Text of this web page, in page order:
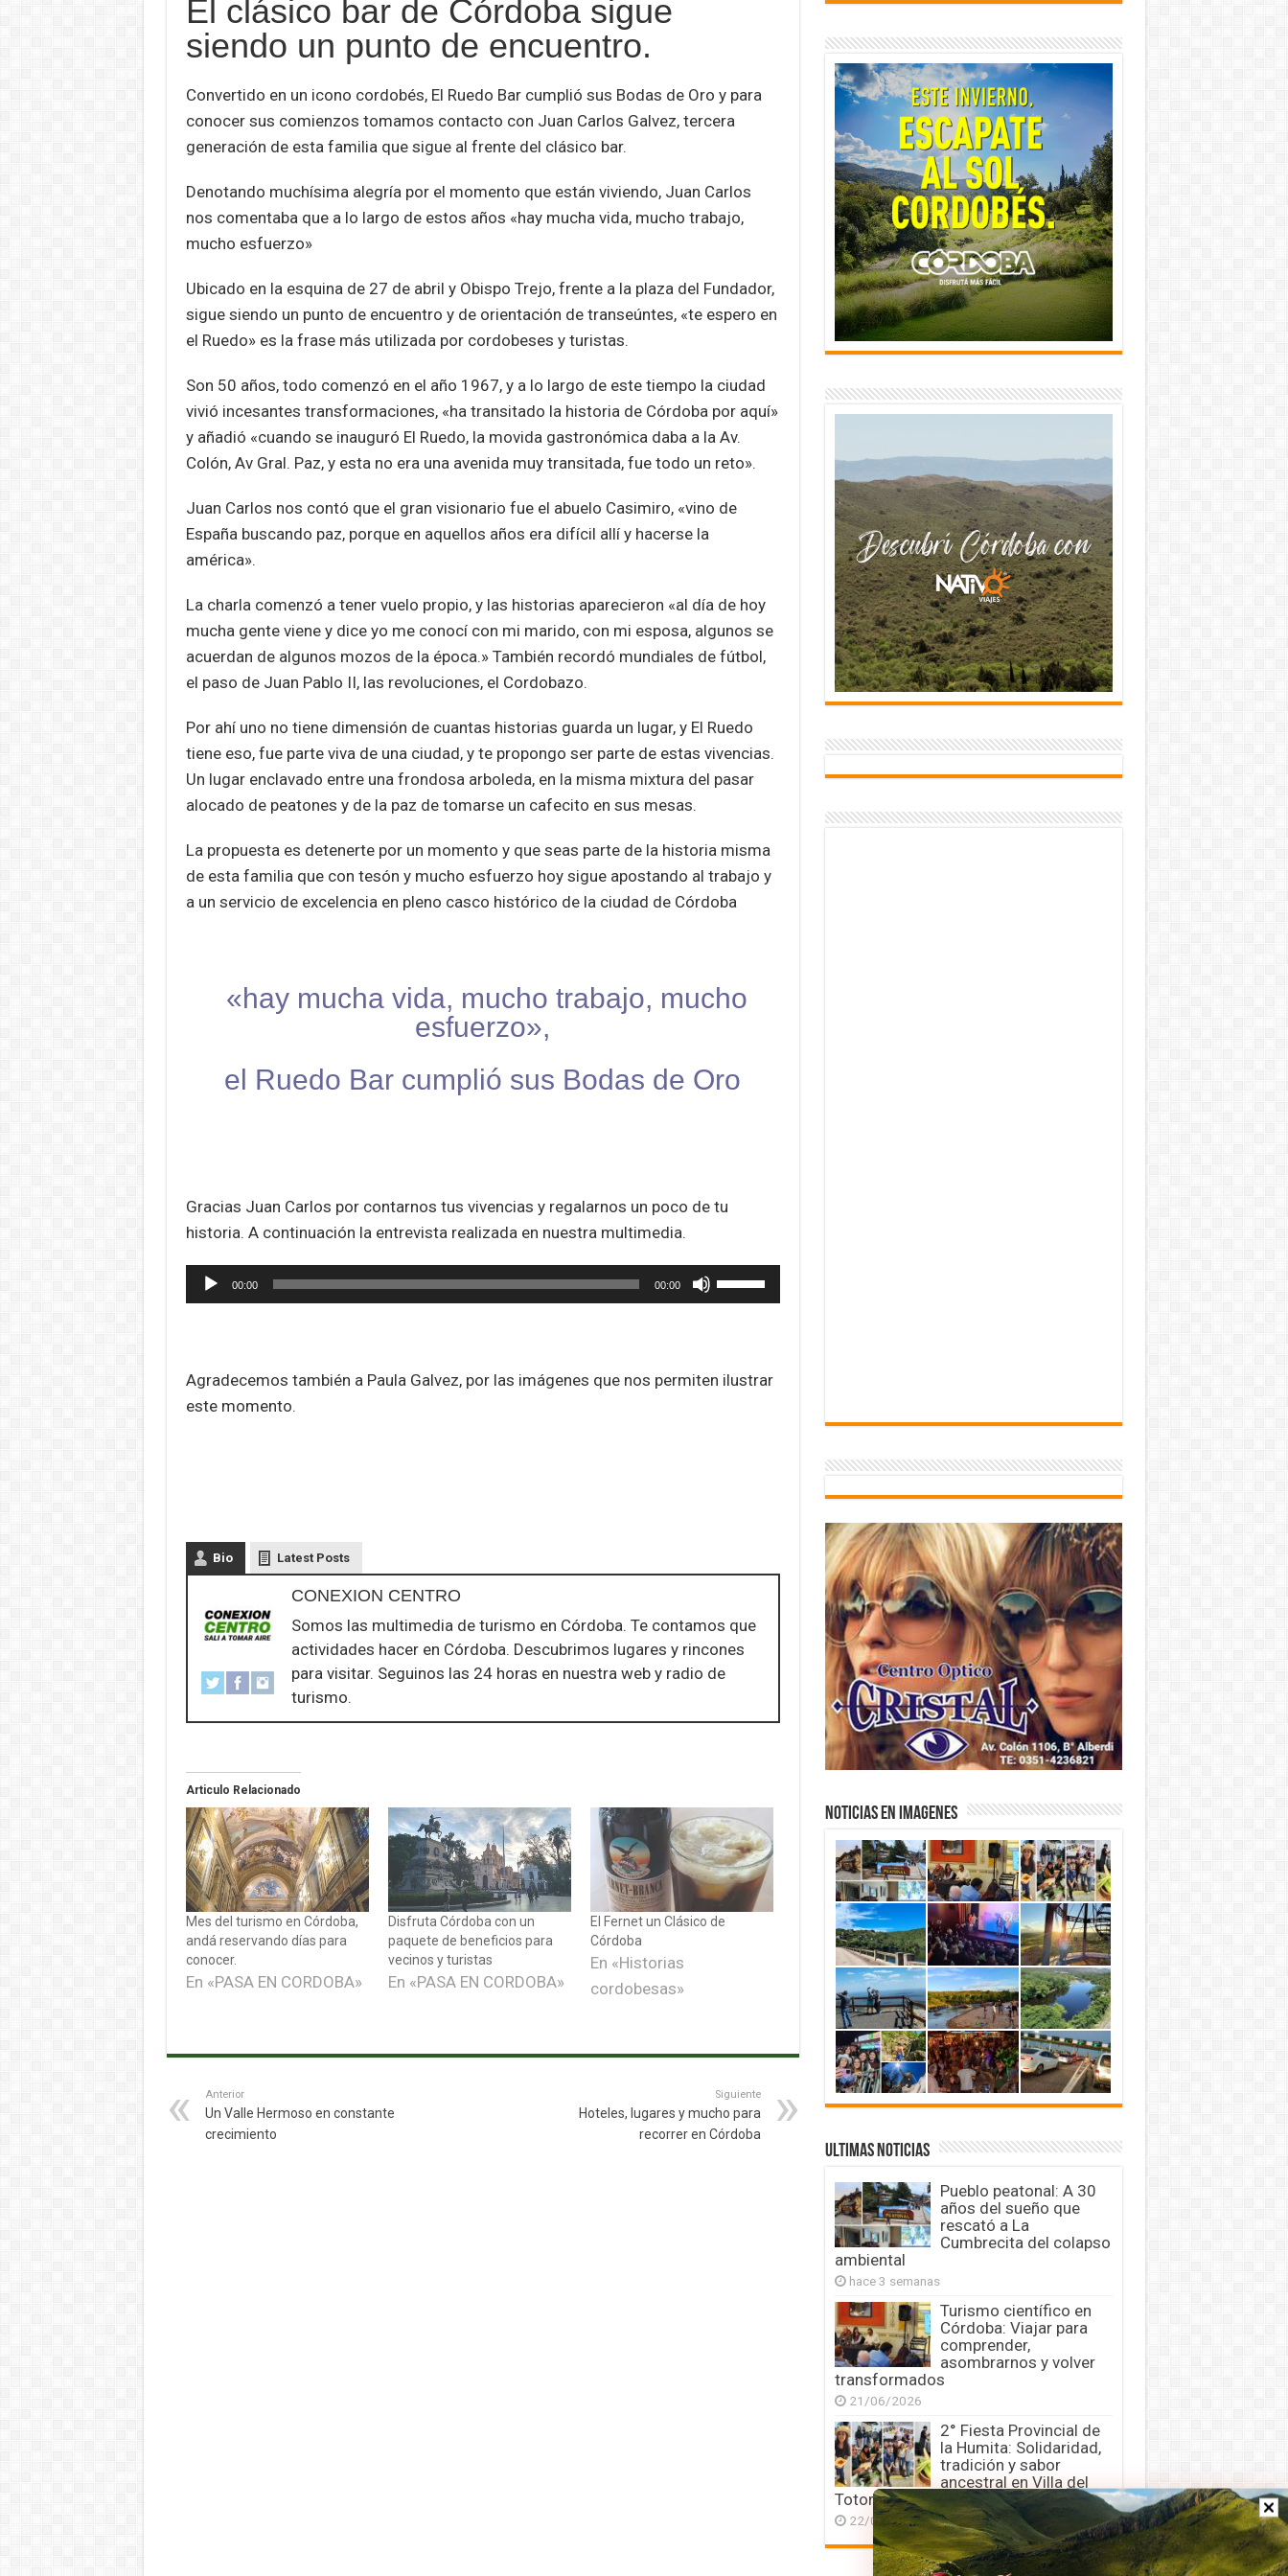
at
s
p
p
ce
b
o
k
tt
er
ail ke
dI
se
n
er
m
p
tir
El clásico bar de Córdoba sigue
siendo un punto de encuentro.
Convertido en un icono cordobés, El Ruedo Bar cumplió sus Bodas de Oro y para
conocer sus comienzos tomamos contacto con Juan Carlos Galvez, tercera
generación de esta familia que sigue al frente del clásico bar.
Denotando muchísima alegría por el momento que están viviendo, Juan Carlos
nos comentaba que a lo largo de estos años «hay mucha vida, mucho trabajo,
mucho esfuerzo»
Ubicado en la esquina de 27 de abril y Obispo Trejo, frente a la plaza del Fundador,
sigue siendo un punto de encuentro y de orientación de transeúntes, «te espero en
el Ruedo» es la frase más utilizada por cordobeses y turistas.
Son 50 años, todo comenzó en el año 1967, y a lo largo de este tiempo la ciudad
vivió incesantes transformaciones, «ha transitado la historia de Córdoba por aquí»
y añadió «cuando se inauguró El Ruedo, la movida gastronómica daba a la Av.
Colón, Av Gral. Paz, y esta no era una avenida muy transitada, fue todo un reto».
Juan Carlos nos contó que el gran visionario fue el abuelo Casimiro, «vino de
España buscando paz, porque en aquellos años era difícil allí y hacerse la
américa».
La charla comenzó a tener vuelo propio, y las historias aparecieron «al día de hoy
mucha gente viene y dice yo me conocí con mi marido, con mi esposa, algunos se
acuerdan de algunos mozos de la época.» También recordó mundiales de fútbol,
el paso de Juan Pablo II, las revoluciones, el Cordobazo.
Por ahí uno no tiene dimensión de cuantas historias guarda un lugar, y El Ruedo
tiene eso, fue parte viva de una ciudad, y te propongo ser parte de estas vivencias.
Un lugar enclavado entre una frondosa arboleda, en la misma mixtura del pasar
alocado de peatones y de la paz de tomarse un cafecito en sus mesas.
La propuesta es detenerte por un momento y que seas parte de la historia misma
de esta familia que con tesón y mucho esfuerzo hoy sigue apostando al trabajo y
a un servicio de excelencia en pleno casco histórico de la ciudad de Córdoba
«hay mucha vida, mucho trabajo, mucho
esfuerzo»,
el Ruedo Bar cumplió sus Bodas de Oro
Gracias Juan Carlos por contarnos tus vivencias y regalarnos un poco de tu
historia. A continuación la entrevista realizada en nuestra multimedia.
Reproductor
de
00:00 00:00
Utiliza
las
flecha
Agradecemos también a Paula Galvez, por las imágenes que nos permiten ilustrar
este momento.
Bio Latest Posts
CONEXION CENTRO
Somos las multimedia de turismo en Córdoba. Te contamos que
actividades hacer en Córdoba. Descubrimos lugares y rincones
para visitar. Seguinos las 24 horas en nuestra web y radio de
turismo.
Articulo Relacionado
Mes del turismo en Córdoba,
andá reservando días para
conocer.
En «PASA EN CORDOBA»
Disfruta Córdoba con un
paquete de beneficios para
vecinos y turistas
En «PASA EN CORDOBA»
El Fernet un Clásico de
Córdoba
En «Historias
cordobesas»
Anterior
Un Valle Hermoso en constante
crecimiento
Siguiente
Hoteles, lugares y mucho para
recorrer en Córdoba
NOTICIAS EN IMAGENES
ULTIMAS NOTICIAS
Pueblo peatonal: A 30
años del sueño que
rescató a La
Cumbrecita del colapso
ambiental
hace 3 semanas
Turismo científico en
Córdoba: Viajar para
comprender,
asombrarnos y volver
transformados
21/06/2026
2° Fiesta Provincial de
la Humita: Solidaridad,
tradición y sabor
ancestral en Villa del
Totoral
22/04/2026